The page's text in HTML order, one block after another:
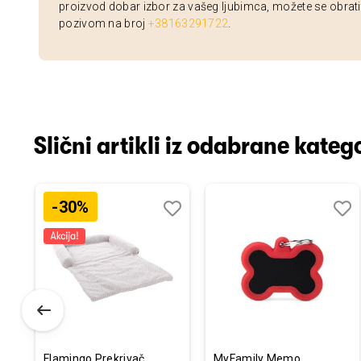
proizvod dobar izbor za vašeg ljubimca, možete se
pozivom na broj +38163291722
Slični artikli iz odabrane
-30%
Flamingo Prekrivač
želja
MyFamily Memo